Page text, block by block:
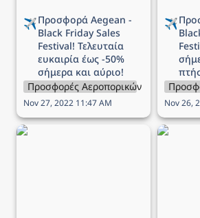
✈️
Black Friday Sales
Festival! Τελευταία
ευκαιρία έως -50%
σήμερα και αύριο!
Προσφορές Αεροπορικών Εταιρειών
Nov 27, 2022 11:47 AM
✈️
Nov 26,
Προσφορά Aegean -